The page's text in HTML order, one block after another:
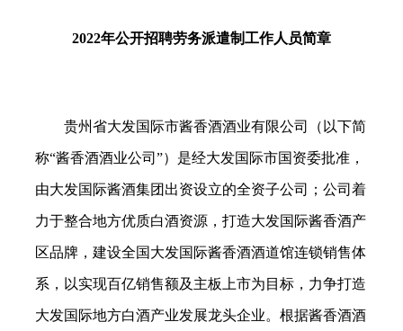
2022年公开招聘劳务派遣制工作人员简章
贵州省大发国际市酱香酒酒业有限公司（以下简
称“酱香酒酒业公司”）是经大发国际市国资委批准，
由大发国际酱酒集团出资设立的全资子公司；公司着
力于整合地方优质白酒资源，打造大发国际酱香酒产
区品牌，建设全国大发国际酱香酒酒道馆连锁销售体
系，以实现百亿销售额及主板上市为目标，力争打造
大发国际地方白酒产业发展龙头企业。根据酱香酒酒